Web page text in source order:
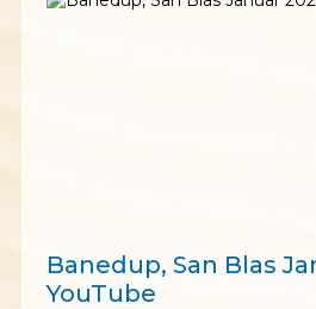
Banedup, San Blas
YouTube